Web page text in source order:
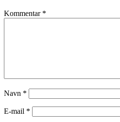
Kommentar *
Navn *
E-mail *